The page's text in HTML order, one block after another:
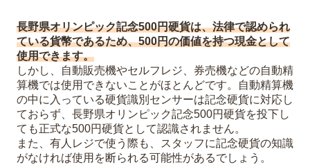
長野県オリンピック記念500円硬貨は、法律で認められ
ている貨幣であるため、500円の価値を持つ現金として
使用できます。
しかし、自動販売機やセルフレジ、券売機などの自動精
算機では使用できないことがほとんどです。自動精算機
の中に入っている硬貨識別センサーは記念硬貨に対応し
ておらず、長野県オリンピック記念500円硬貨を投下し
ても正式な500円硬貨として認識されません。
また、有人レジで使う際も、スタッフに記念硬貨の知識
がなければ使用を断られる可能性があるでしょう。